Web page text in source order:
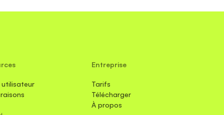
utilisateur
Entreprise
Tarifs
Télécharger
À propos